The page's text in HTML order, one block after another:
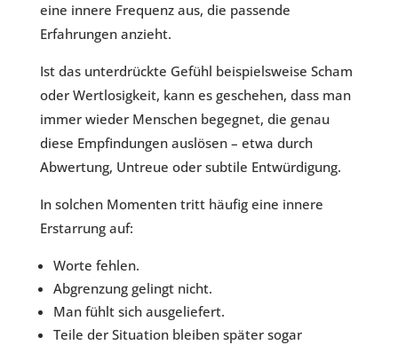
eine innere Frequenz aus, die passende
Erfahrungen anzieht.
Ist das unterdrückte Gefühl beispielsweise Scham
oder Wertlosigkeit, kann es geschehen, dass man
immer wieder Menschen begegnet, die genau
diese Empfindungen auslösen – etwa durch
Abwertung, Untreue oder subtile Entwürdigung.
In solchen Momenten tritt häufig eine innere
Erstarrung auf:
Worte fehlen.
Abgrenzung gelingt nicht.
Man fühlt sich ausgeliefert.
Teile der Situation bleiben später sogar